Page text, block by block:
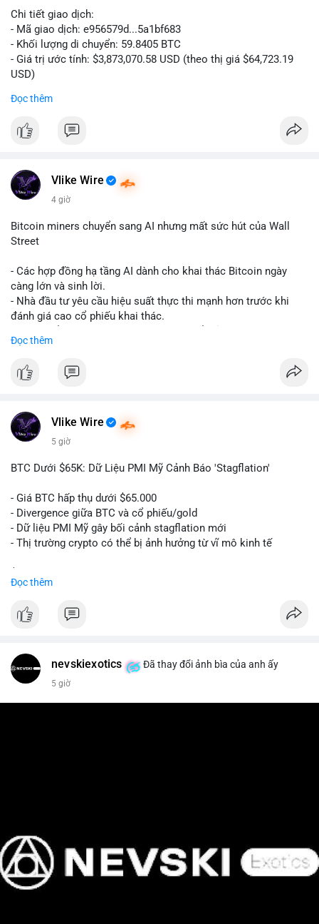
Chi tiết giao dịch:
- Mã giao dịch: e956579d...5a1bf683
- Khối lượng di chuyển: 59.8405 BTC
- Giá trị ước tính: $3,873,070.58 USD (theo thị giá $64,723.19
USD)
kích hoạt di chuyển trong mempool. Với quy mô này, khả năng
hoặc tách nhỏ thành nhiều địa chỉ mới thường cho thấy động
thái tái cơ cấu nắm giữ dài hạn, không phải áp lực bán khẩn
tập trung, nguy cơ chốt lời là hiện hữu và có thể gây ra biến
động ngắn hạn.
Nhà đầu tư nhỏ lẻ nên quan sát thêm các giao dịch tiếp theo
từ cùng nguồn ví để xác định đích đến. Tránh hành động theo
cảm xúc khi chưa xác nhận được dòng tiền vào sàn.
#59dot84btc #taicocautaisan
#mempooltheodoi
Đọc thêm
Vlike Wire
4 giờ
Bitcoin miners chuyển sang AI nhưng mất sức hút của Wall
Street
- Các hợp đồng hạ tầng AI dành cho khai thác Bitcoin ngày
càng lớn và sinh lời.
- Nhà đầu tư yêu cầu hiệu suất thực thi mạnh hơn trước khi
đánh giá cao cổ phiếu khai thác.
- Thị trường cần thấy kết quả thực tế từ các dự án AI mới.
#binancesquare
#vlikevn #titanbot
📰 Nguồn: Cointelegraph
Đọc thêm
Vlike Wire
5 giờ
BTC Dưới $65K: Dữ Liệu PMI Mỹ Cảnh Báo 'Stagflation'
- Giá BTC hấp thụ dưới $65.000
- Divergence giữa BTC và cổ phiếu/gold
- Dữ liệu PMI Mỹ gây bối cảnh stagflation mới
- Thị trường crypto có thể bị ảnh hưởng từ vĩ mô kinh tế
Đọc thêm
nevskiexotics Đã thay đổi ảnh bìa của anh ấy
5 giờ